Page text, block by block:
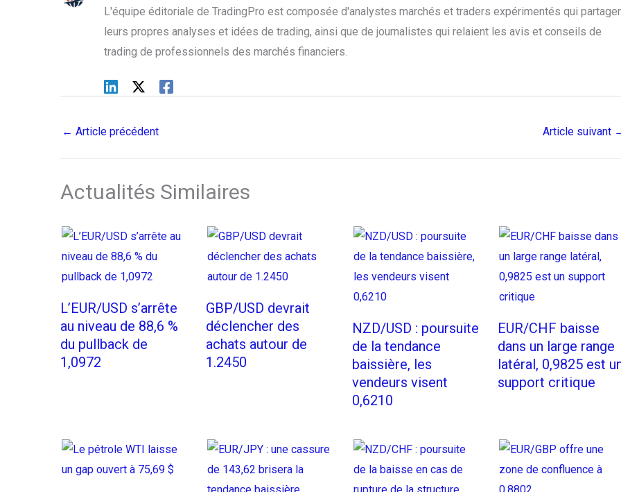
L'équipe éditoriale de TradingPro est composée d'analystes marchés et traders expérimentés qui
leurs propres analyses et idées de trading, ainsi que de journalistes qui relaient les avis et conseils de
trading de professionnels des marchés financiers.
← Article précédent Article suivant
Actualités Similaires
L’EUR/USD s’arrête
au niveau de 88,6 %
du pullback de
1,0972
GBP/USD devrait
déclencher des
achats autour de
1.2450
NZD/USD : poursuite
de la tendance
baissière, les
vendeurs visent
0,6210
EUR/CHF baisse
dans un large range
latéral, 0,9825 est
support critique